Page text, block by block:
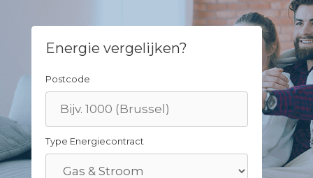
Energie vergelijken?
Postcode
Type Energiecontract